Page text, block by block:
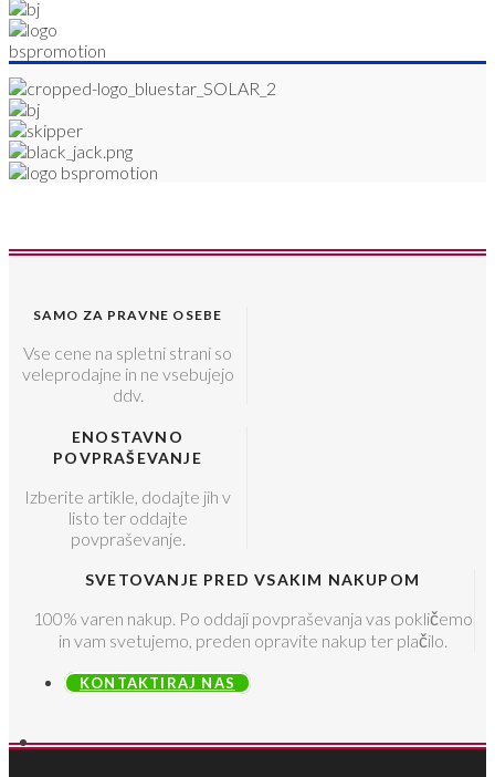
SAMO ZA PRAVNE OSEBE
Vse cene na spletni strani so
veleprodajne in ne vsebujejo
ddv.
ENOSTAVNO
POVPRAŠEVANJE
Izberite artikle, dodajte jih v
listo ter oddajte
povpraševanje.
SVETOVANJE PRED VSAKIM NAKUPOM
100% varen nakup. Po oddaji povpraševanja vas pokličemo
in vam svetujemo, preden opravite nakup ter plačilo.
KONTAKTIRAJ NAS